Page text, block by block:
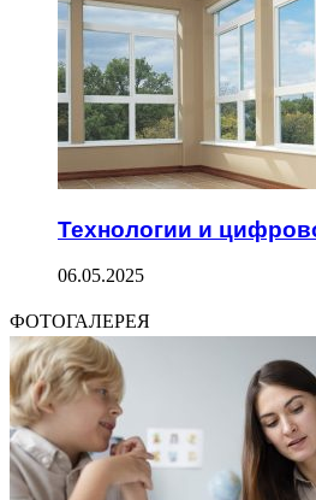
Технологии и
06.05.2025
ФОТОГАЛЕРЕЯ